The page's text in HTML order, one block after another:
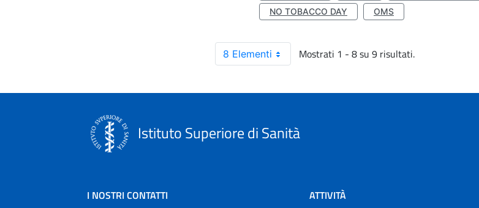
NO TOBACCO DAY
OMS
8 Elementi Mostrati 1 - 8 su 9 risultati.
Istituto Superiore di Sanità
I NOSTRI CONTATTI ATTIVITÀ